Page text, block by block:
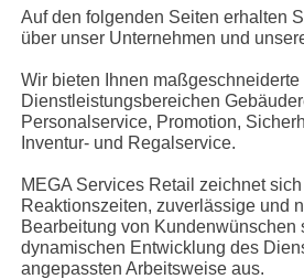
Auf den folgenden Seiten erhalten
über unser Unternehmen und
Wir bieten Ihnen
Dienstleistungsbereichen
Personalservice, Promotion,
Inventur- und Regalservice.
MEGA Services Retail zeichnet
Reaktionszeiten, zuverlässige und
Bearbeitung von Kundenwünschen
dynamischen Entwicklung des
angepassten Arbeitsweise aus.